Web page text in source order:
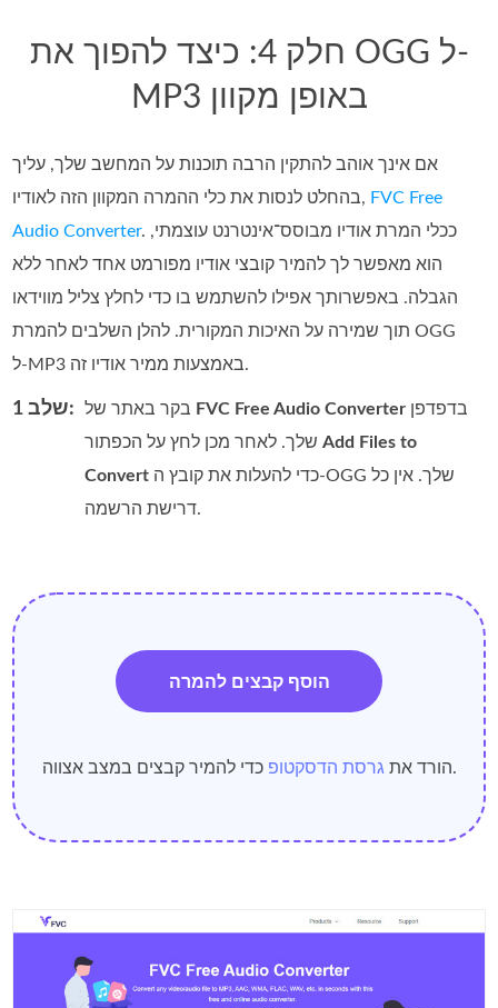
חלק 4: כיצד להפוך את OGG ל-
MP3 באופן מקוון
אם אינך אוהב להתקין הרבה תוכנות על המחשב שלך, עליך
בהחלט לנסות את כלי ההמרה המקוון הזה לאודיו, FVC Free
Audio Converter. ככלי המרת אודיו מבוסס־אינטרנט עוצמתי,
הוא מאפשר לך להמיר קובצי אודיו מפורמט אחד לאחר ללא
הגבלה. באפשרותך אפילו להשתמש בו כדי לחלץ צליל מווידאו
תוך שמירה על האיכות המקורית. להלן השלבים להמרת OGG
ל‑MP3 באמצעות ממיר אודיו זה.
שלב 1: FVC Free Audio Converter
שלך. לאחר מכן לחץ על הכפתורAdd Files to
Convert
דרישת הרשמה.
הוסף קבצים להמרה
הורד אתגרסת הדסקטופ כדי להמיר קבצים במצב אצווה.